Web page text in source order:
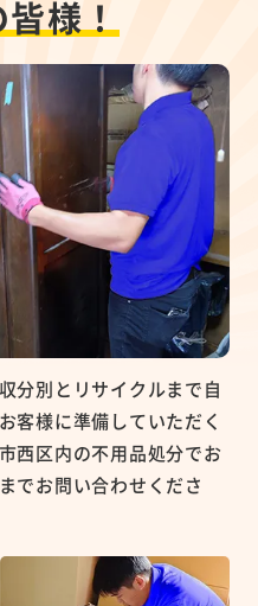
様！
分別とリサイクルまで自
客様に準備していただく
西区内の不用品処分でお
でお問い合わせくださ